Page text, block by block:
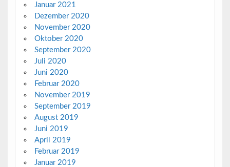
Januar 2021
Dezember 2020
November 2020
Oktober 2020
September 2020
Juli 2020
Juni 2020
Februar 2020
November 2019
September 2019
August 2019
Juni 2019
April 2019
Februar 2019
Januar 2019